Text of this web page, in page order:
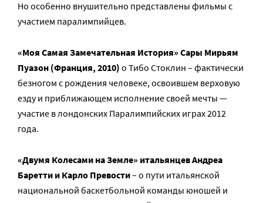
Но особенно внушительно представлены фильмы с
участием паралимпийцев.
«Моя Самая Замечательная История» Сары Мирьям
Пуазон (Франция, 2010) о Тибо Стоклин – фактически
безногом с рождения человеке, освоившем верховую
езду и приближающем исполнение своей мечты —
участие в лондонских Паралимпийских играх 2012
года.
«Двумя Колесами на Земле» итальянцев Андреа
Баретти и Карло Превости– о пути итальянской
национальной баскетбольной команды юношей и